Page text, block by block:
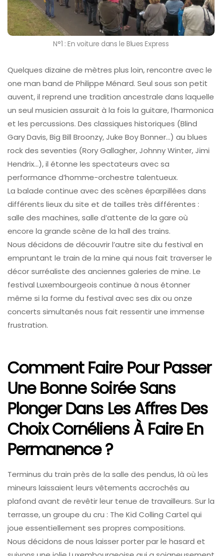
N°1 : En voiture dans le Blues Express
Quelques dizaine de mètres plus loin, rencontre avec le
one man band de Philippe Ménard. Seul sous son petit
auvent, il reprend une tradition ancestrale dans laquelle
un seul musicien assurait à la fois la guitare, l’harmonica
et les percussions. Des classiques historiques (Blind
Gary Davis, Big Bill Broonzy, Juke Boy Bonner…) au blues
rock des seventies (Rory Gallagher, Johnny Winter, Jimi
Hendrix…), il étonne les spectateurs avec sa
performance d’homme-orchestre talentueux.
La balade continue avec des scènes éparpillées dans
différents lieux du site et de tailles très différentes :
salle des machines, salle d’attente de la gare où
encore la grande scène de la hall des trains.
Nous décidons de découvrir l’autre site du festival en
empruntant le train de la mine qui nous fait traverser le
décor surréaliste des anciennes galeries de mine. Le
festival Luxembourgeois continue à nous étonner
même si la forme du festival avec ses dix ou onze
concerts simultanés nous fait ressentir une immense
frustration.
Comment Faire Pour Passer
Une Bonne Soirée Sans
Plonger Dans Les Affres Des
Choix Cornéliens À Faire En
Permanence ?
Terminus du train près de la salle des pendus, là où les
mineurs laissaient leurs vêtements accrochés au
plafond avant de revêtir leur tenue de travailleurs. Sur la
terrasse, un groupe du cru : The Kid Colling Cartel qui
joue essentiellement ses propres compositions.
Nous décidons de nous laisser porter par le hasard et